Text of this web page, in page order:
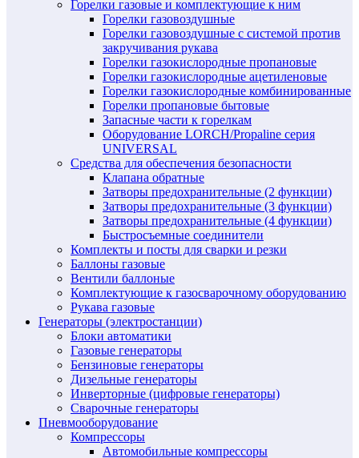
Горелки газовые и комплектующие к ним
Горелки газовоздушные
Горелки газовоздушные с системой против
закручивания рукава
Горелки газокислородные пропановые
Горелки газокислородные ацетиленовые
Горелки газокислородные комбинированные
Горелки пропановые бытовые
Запасные части к горелкам
Оборудование LORCH/Propaline серия
UNIVERSAL
Средства для обеспечения безопасности
Клапана обратные
Затворы предохранительные (2 функции)
Затворы предохранительные (3 функции)
Затворы предохранительные (4 функции)
Быстросъемные соединители
Комплекты и посты для сварки и резки
Баллоны газовые
Вентили баллоные
Комплектующие к газосварочному оборудованию
Рукава газовые
Генераторы (электростанции)
Блоки автоматики
Газовые генераторы
Бензиновые генераторы
Дизельные генераторы
Инверторные (цифровые генераторы)
Сварочные генераторы
Пневмооборудование
Компрессоры
Автомобильные компрессоры